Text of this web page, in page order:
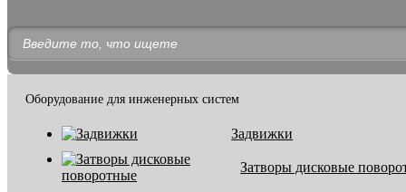
Оборудование для инженерных систем
Задвижки
Затворы дисковые